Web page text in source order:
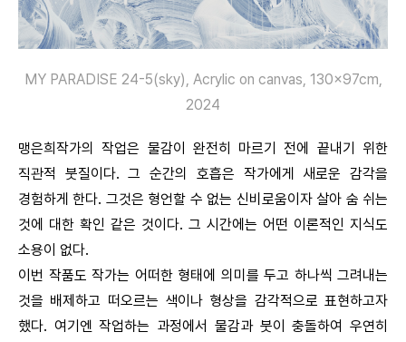
MY PARADISE 24-5(sky), Acrylic on canvas, 130x97cm,
2024
맹은희작가의 작업은 물감이 완전히 마르기 전에 끝내기 위한
직관적 붓질이다. 그 순간의 호흡은 작가에게 새로운 감각을
경험하게 한다. 그것은 형언할 수 없는 신비로움이자 살아 숨 쉬는
것에 대한 확인 같은 것이다. 그 시간에는 어떤 이론적인 지식도
소용이 없다.
이번 작품도 작가는 어떠한 형태에 의미를 두고 하나씩 그려내는
것을 배제하고 떠오르는 색이나 형상을 감각적으로 표현하고자
했다. 여기엔 작업하는 과정에서 물감과 붓이 충돌하여 우연히